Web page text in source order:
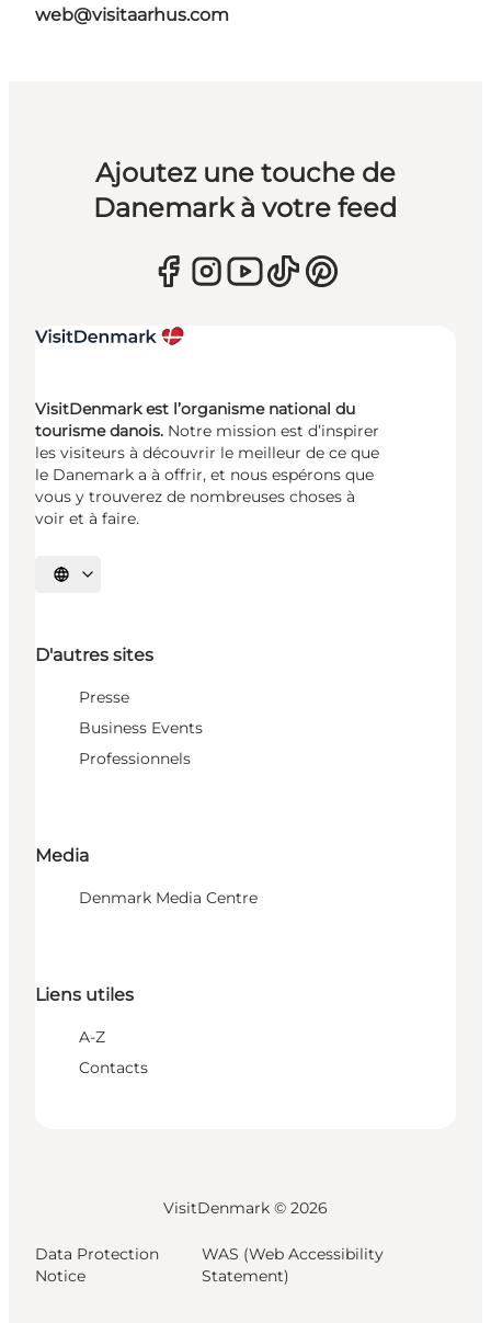
web@visitaarhus.com
Ajoutez une touche de
Danemark à votre feed
VisitDenmark est l’organisme national du
tourisme danois. Notre mission est d’inspirer
les visiteurs à découvrir le meilleur de ce que
le Danemark a à offrir, et nous espérons que
vous y trouverez de nombreuses choses à
voir et à faire.
Choisissez la langue
D'autres sites
Presse
Business Events
Professionnels
Media
Denmark Media Centre
Liens utiles
A-Z
Contacts
VisitDenmark © 2026
Data Protection
Notice
WAS (Web Accessibility
Statement)